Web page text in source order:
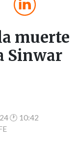
muerte
Sinwar
🕐 10:42